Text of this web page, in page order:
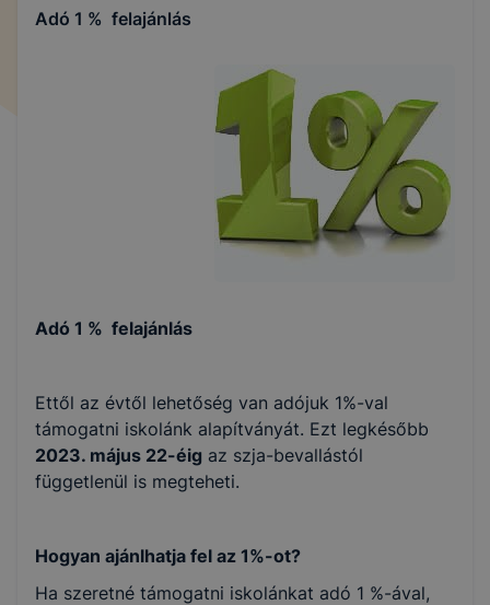
Adó 1 % felajánlás
Adó 1 % felajánlás
Ettől az évtől lehetőség van adójuk 1%-val
támogatni iskolánk alapítványát. Ezt legkésőbb
2023. május 22-éig az szja-bevallástól
függetlenül is megteheti.
Hogyan ajánlhatja fel az 1%-ot?
Ha szeretné támogatni iskolánkat adó 1 %-ával,